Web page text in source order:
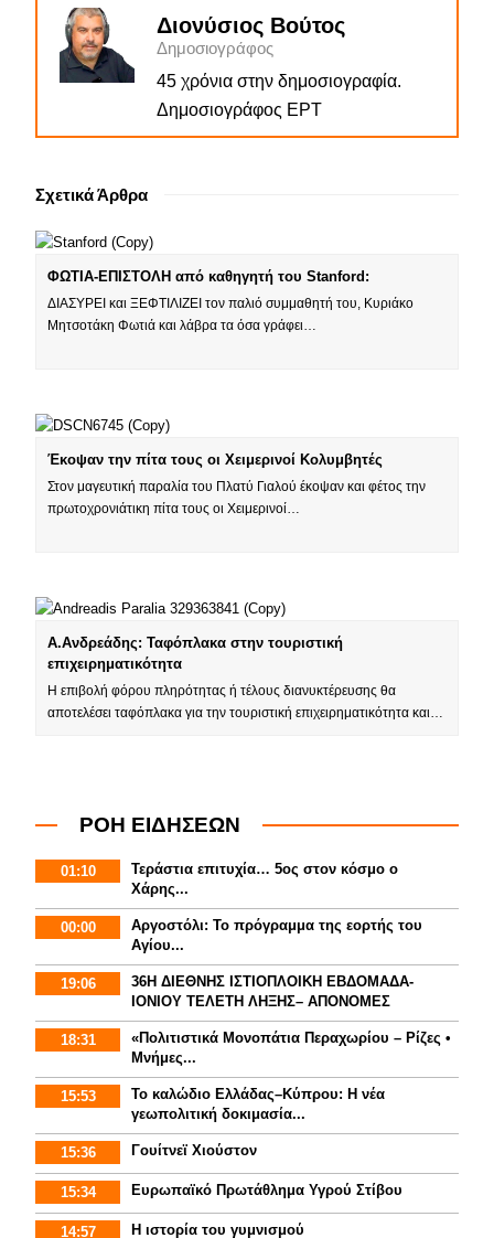
Διονύσιος Βούτος
Δημοσιογράφος
45 χρόνια στην δημοσιογραφία.
Δημοσιογράφος ΕΡΤ
Σχετικά Άρθρα
ΦΩΤΙΑ-ΕΠΙΣΤΟΛΗ από καθηγητή του Stanford:
ΔΙΑΣΥΡΕΙ και ΞΕΦΤΙΛΙΖΕΙ τον παλιό συμμαθητή του, Κυριάκο
Μητσοτάκη Φωτιά και λάβρα τα όσα γράφει…
Έκοψαν την πίτα τους οι Χειμερινοί Κολυμβητές
Στον μαγευτική παραλία του Πλατύ Γιαλού έκοψαν και φέτος την
πρωτοχρονιάτικη πίτα τους οι Χειμερινοί…
Α.Ανδρεάδης: Ταφόπλακα στην τουριστική
επιχειρηματικότητα
H επιβολή φόρου πληρότητας ή τέλους διανυκτέρευσης θα
αποτελέσει ταφόπλακα για την τουριστική επιχειρηματικότητα και…
ΡΟΗ ΕΙΔΗΣΕΩΝ
01:10
Τεράστια επιτυχία… 5ος στον κόσμο ο
Χάρης...
00:00
Αργοστόλι: Το πρόγραμμα της εορτής του
Αγίου...
19:06
36Η ΔΙΕΘΝΗΣ ΙΣΤΙΟΠΛΟΙΚΗ ΕΒΔΟΜΑΔΑ-
ΙΟΝΙΟΥ ΤΕΛΕΤΗ ΛΗΞΗΣ– ΑΠΟΝΟΜΕΣ
18:31
«Πολιτιστικά Μονοπάτια Περαχωρίου – Ρίζες •
Μνήμες...
15:53
Το καλώδιο Ελλάδας–Κύπρου: Η νέα
γεωπολιτική δοκιμασία...
15:36 Γουίτνεϊ Χιούστον
15:34 Ευρωπαϊκό Πρωτάθλημα Υγρού Στίβου
14:57 Η ιστορία του γυμνισμoύ